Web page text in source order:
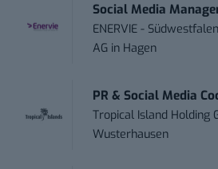
Social Media
ENERVIE -
AG in Hagen
PR & Social Media
Tropical Island Holding
Wusterhausen